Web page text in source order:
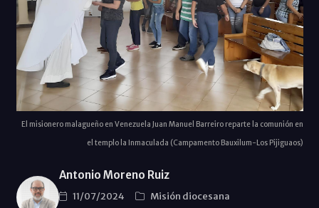
El misionero malagueño en Venezuela Juan Manuel Barreiro reparte la comunión en
el templo la Inmaculada (Campamento Bauxilum-Los Pijiguaos)
Antonio Moreno Ruiz
11/07/2024
Misión diocesana